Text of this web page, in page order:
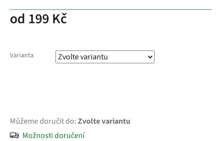
od 199 Kč
Varianta
Můžeme doručit do:Zvolte variantu
Možnosti doručení